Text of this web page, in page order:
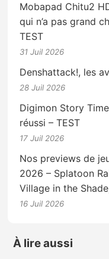
Mobapad Chitu2
qui n’a pas grand
TEST
31 Juil 2026
Denshattack!, les
28 Juil 2026
Digimon Story
réussi – TEST
17 Juil 2026
Nos previews de
2026 – Splatoon
Village in the
16 Juil 2026
À lire aussi